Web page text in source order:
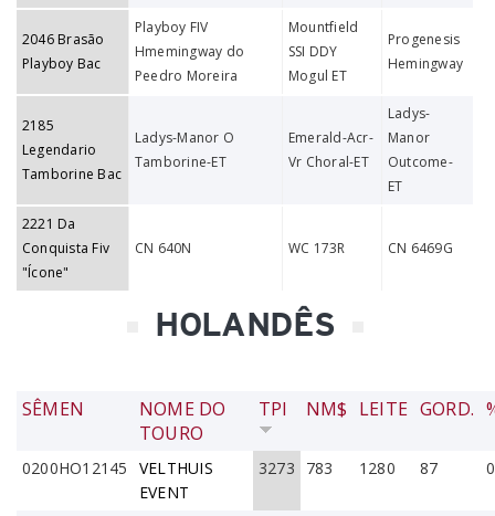
2046 Brasão
Playboy Bac
Playboy FIV
Hmemingway do
Peedro Moreira
Mountfield
SSI DDY
Mogul ET
Progenesis
Hemingway
2185
Legendario
Tamborine Bac
Ladys-Manor O
Tamborine-ET
Emerald-Acr-
Vr Choral-ET
Ladys-
Manor
Outcome-
ET
2221 Da
Conquista Fiv
"Ícone"
CN 640N WC 173R CN 6469G
HOLANDÊS
SÊMEN
NOME DO
TOURO
TPI NM$ LEITE GORD.
0200HO12145
VELTHUIS
EVENT
3273 783 1280 87